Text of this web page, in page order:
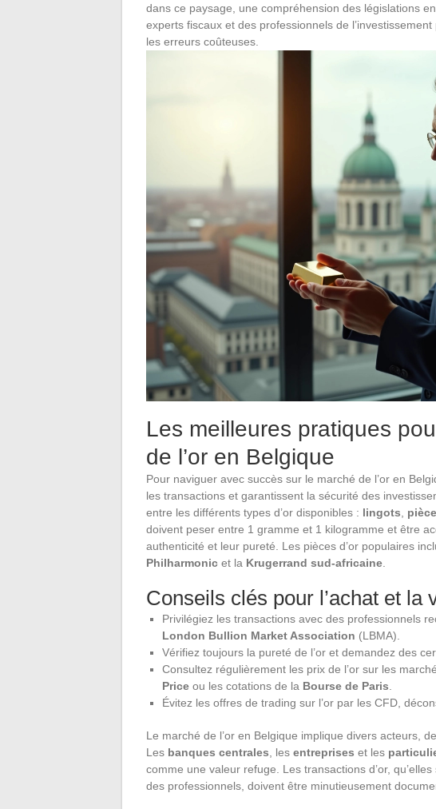
dans ce paysage, une compréhension des législations
experts fiscaux et des professionnels de
les erreurs coûteuses.
Les meilleures pratiques
de l’or en Belgique
Pour naviguer avec succès sur le marché de l’or en
les transactions et garantissent la sécurité des
entre les différents types d’or disponibles : lingots
doivent peser entre 1 gramme et 1 kilogramme et être
authenticité et leur pureté. Les pièces d’or populaires
Philharmonic et la Krugerrand sud-africaine
Conseils clés pour l’achat et la
Privilégiez les transactions avec des professionnels
London Bullion Market Association (LBMA).
Vérifiez toujours la pureté de l’or et demandez des
Consultez régulièrement les prix de l’or sur les
Price ou les cotations de la Bourse de Paris
Évitez les offres de trading sur l’or par les CFD,
Le marché de l’or en Belgique implique divers acteurs,
Les banques centrales , les entreprises et les
comme une valeur refuge. Les transactions d’or,
des professionnels, doivent être minutieusement